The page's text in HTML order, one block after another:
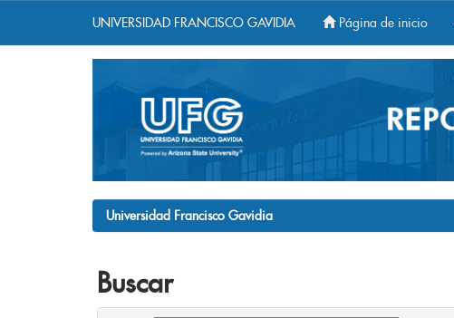
UNIVERSIDAD FRANCISCO GAVIDIA Página de inicio
Universidad Francisco Gavidia
Buscar